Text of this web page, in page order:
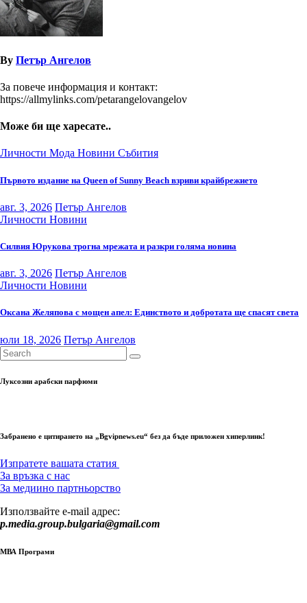
By Петър Ангелов
За повече информация и контакт:
https://allmylinks.com/petarangelovangelov
Може би ще харесате..
Личности Мода Новини Събития
Първото издание на Queen of Sunny Beach взриви крайбрежието
авг. 3, 2026 Петър Ангелов
Личности Новини
Силвия Юрукова трогна мрежата и разкри голяма новина
авг. 3, 2026 Петър Ангелов
Личности Новини
Оксана Желяпова с мощен апел: Единството и добротата ще спасят света
юли 18, 2026 Петър Ангелов
Луксозни арабски парфюми
Забранено е цитирането на „Bgvipnews.eu“ без да бъде приложен хиперлинк!
Изпратете вашата статия
За връзка с нас
За медиино партньорство
Използвайте e-mail адрес:
p.media.group.bulgaria@gmail.com
МВА Програми